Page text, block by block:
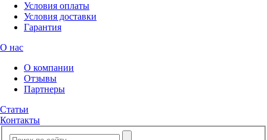
Условия оплаты
Условия доставки
Гарантия
О нас
О компании
Отзывы
Партнеры
Статьи
Контакты